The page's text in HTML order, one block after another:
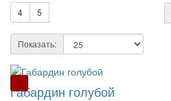
4 5
Показать:
Габардин голубой